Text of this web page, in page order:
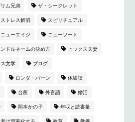
ム兄弟 ザ・シークレット
ストレス解消 スピリチュアル
ニューエイジ ニューソート
ドルネームの決め方 ヒックス夫妻
文学 ブログ
ロンダ・バーン 体験談
台所 外言語 婚活
岡本かの子 年収と読書量